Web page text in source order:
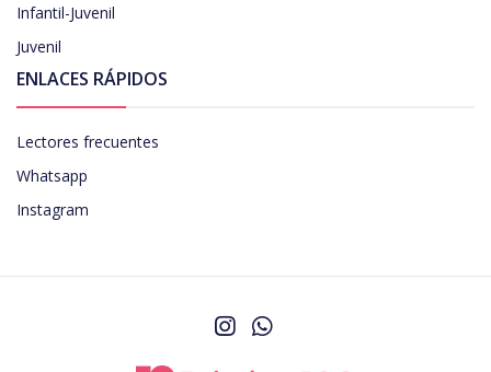
Infantil-Juvenil
Juvenil
ENLACES RÁPIDOS
Lectores frecuentes
Whatsapp
Instagram